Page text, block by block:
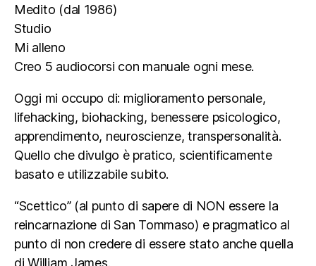
Medito (dal 1986)
Studio
Mi alleno
Creo 5 audiocorsi con manuale ogni mese.
Oggi mi occupo di: miglioramento personale,
lifehacking, biohacking, benessere psicologico,
apprendimento, neuroscienze, transpersonalità.
Quello che divulgo è pratico, scientificamente
basato e utilizzabile subito.
“Scettico” (al punto di sapere di NON essere la
reincarnazione di San Tommaso) e pragmatico al
punto di non credere di essere stato anche quella
di William James.